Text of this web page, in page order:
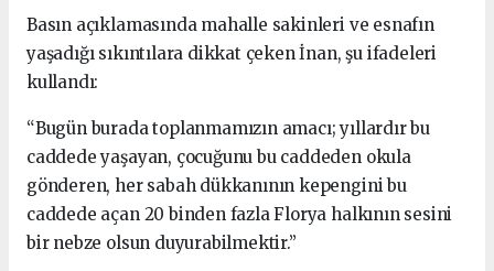
Basın açıklamasında mahalle sakinleri ve esnafın
yaşadığı sıkıntılara dikkat çeken İnan, şu ifadeleri
kullandı:
“Bugün burada toplanmamızın amacı; yıllardır bu
caddede yaşayan, çocuğunu bu caddeden okula
gönderen, her sabah dükkanının kepengini bu
caddede açan 20 binden fazla Florya halkının sesini
bir nebze olsun duyurabilmektir.”